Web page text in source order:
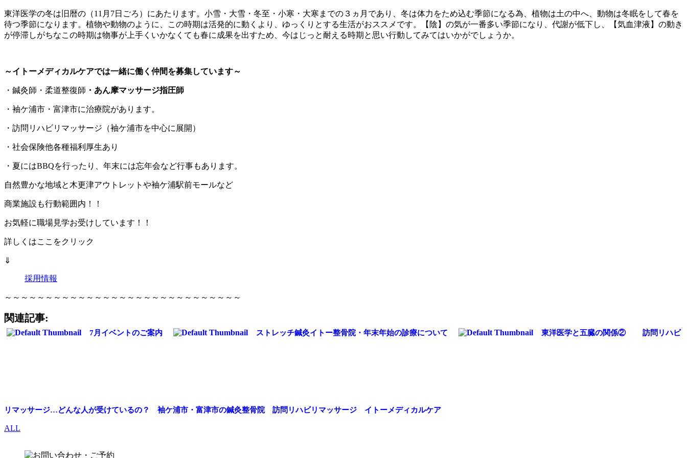
東洋医学の冬は旧暦の（11月7日ごろ）にあたります。小雪・大雪・冬至・小寒・大寒までの３ヵ月であり、冬は体力をため込む季節になる為、植物は土の中へ、動物は冬眠をして春を
待つ季節になります。植物や動物のように、この時期は活発的に動くより、ゆっくりとする生活がおススメです。【陰】の気が一番多い季節になり、代謝が低下し、【気血津液】の動き
が停滞しがちなこの時期は物事が上手くいかなくても春に成果を出すため、今はじっと耐える時期と思い行動してみてはいかがでしょうか。
～イトーメディカルケアでは一緒に働く仲間を募集しています～
・鍼灸師・柔道整復師 ・あん摩マッサージ指圧師
・袖ケ浦市・富津市に治療院があります。
・訪問リハビリマッサージ（袖ケ浦市を中心に展開）
・社会保険他各種福利厚生あり
・夏にはBBQを行ったり、年末には忘年会など行事もあります。
自然豊かな地域と木更津アウトレットや袖ケ浦駅前モールなど
商業施設も行動範囲内！！
お気軽に職場見学お受けしています！！
詳しくはここをクリック
⇓
採用情報
～～～～～～～～～～～～～～～～～～～～～～～～～～～～～
関連記事:
7月イベントのご案内 ストレッチ鍼灸イトー整骨院・年末年始の診療について 東洋医学と五臓の関係② 訪問リハビ
リマッサージ…どんな人が受けているの？ 袖ケ浦市・富津市の鍼灸整骨院 訪問リハビリマッサージ イトーメディカルケア
ALL